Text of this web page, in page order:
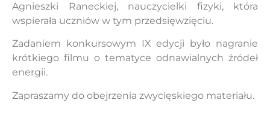
Agnieszki Raneckiej, nauczycielki fizyki, która
wspierała uczniów w tym przedsięwzięciu.
Zadaniem konkursowym IX edycji było nagranie
krótkiego filmu o tematyce odnawialnych źródeł
energii.
Zapraszamy do obejrzenia zwycięskiego materiału.